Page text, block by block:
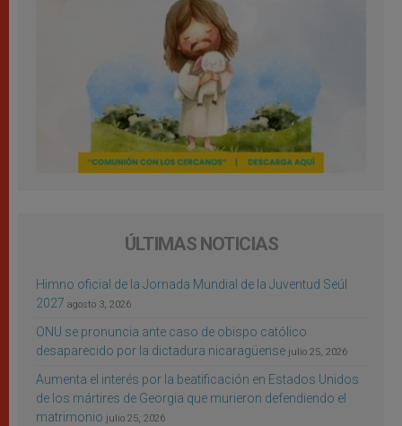
ÚLTIMAS NOTICIAS
Himno oficial de la Jornada Mundial de la Juventud Seúl
2027 agosto 3, 2026
ONU se pronuncia ante caso de obispo católico
desaparecido por la dictadura nicaragüense julio 25, 2026
Aumenta el interés por la beatificación en Estados Unidos
de los mártires de Georgia que murieron defendiendo el
matrimonio julio 25, 2026